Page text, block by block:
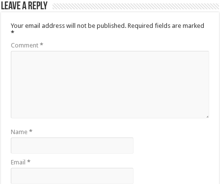
Leave a Reply
Your email address will not be published. Required fields are marked
*
Comment*
Name*
Email*